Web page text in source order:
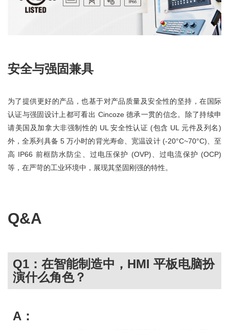
安全与强固兼具
为了提供更好的产品，也基于对产品质量及安全性的坚持，在国际
认证与强固设计上都可看出 Cincoze 德承一贯的信念。除了持续申
请美国及加拿大非强制性的 UL 安全性认证 (包含 UL 元件及列名)
外，全系列具备 5 万小时的背光寿命、宽温设计 (-20°C~70°C)、至
高 IP66 前框防水防尘、过电压保护 (OVP)、过电流保护 (OCP)
等，在严苛的工业环境中，展现其坚固刚强的特性。
Q&A
Q1：在智能制造中，HMI 平板电脑扮
演什么角色？
A：